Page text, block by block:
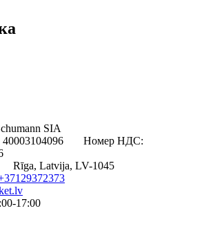
SIA
40003104096
Номер НДС:
Rīga, Latvija, LV-1045
17:00